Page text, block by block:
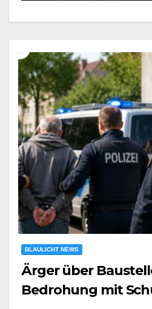
BLAULICHT NEWS
Ärger über
Bedrohung mit